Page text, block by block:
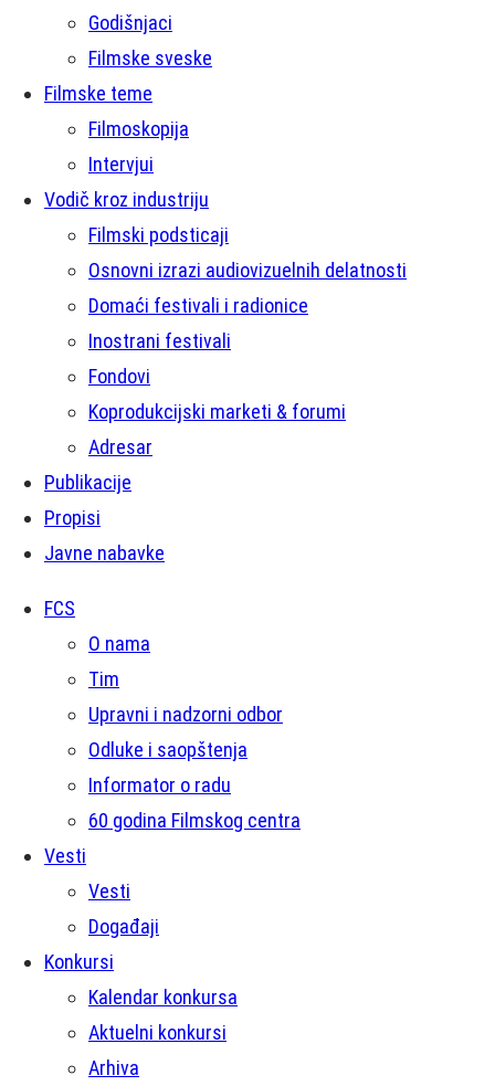
Godišnjaci
Filmske sveske
Filmske teme
Filmoskopija
Intervjui
Vodič kroz industriju
Filmski podsticaji
Osnovni izrazi audiovizuelnih delatnosti
Domaći festivali i radionice
Inostrani festivali
Fondovi
Koprodukcijski marketi & forumi
Adresar
Publikacije
Propisi
Javne nabavke
FCS
O nama
Tim
Upravni i nadzorni odbor
Odluke i saopštenja
Informator o radu
60 godina Filmskog centra
Vesti
Vesti
Događaji
Konkursi
Kalendar konkursa
Aktuelni konkursi
Arhiva